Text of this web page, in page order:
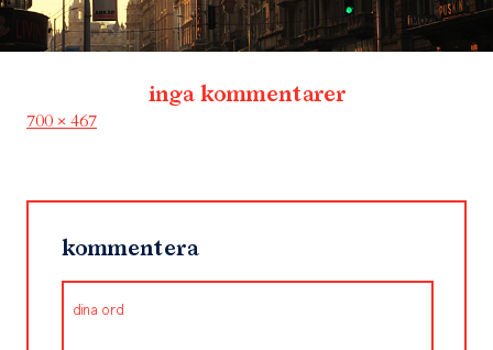
inga kommentarer
Full
700 × 467
kommentera